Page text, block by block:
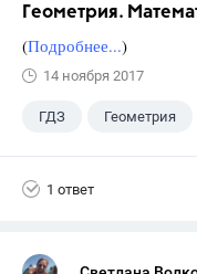
Геометрия.
(Подробнее...)
14 ноября 2017
ГДЗ Геометрия
1 ответ